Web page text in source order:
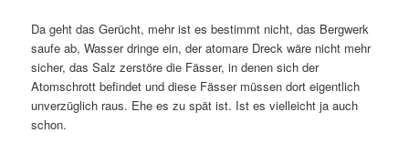
Da geht das Gerücht, mehr ist es bestimmt nicht, das Bergwerk
saufe ab, Wasser dringe ein, der atomare Dreck wäre nicht mehr
sicher, das Salz zerstöre die Fässer, in denen sich der
Atomschrott befindet und diese Fässer müssen dort eigentlich
unverzüglich raus. Ehe es zu spät ist. Ist es vielleicht ja auch
schon.